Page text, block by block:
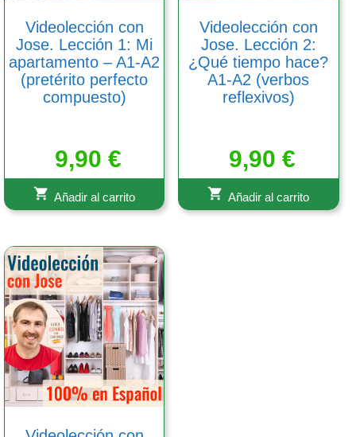
Videolección con
Jose. Lección 1: Mi
apartamento – A1-A2
(pretérito perfecto
compuesto)
9,90€
Añadir al carrito
Videolección con
Jose. Lección 2:
¿Qué tiempo hace?
A1-A2 (verbos
reflexivos)
9,90€
Añadir al carrito